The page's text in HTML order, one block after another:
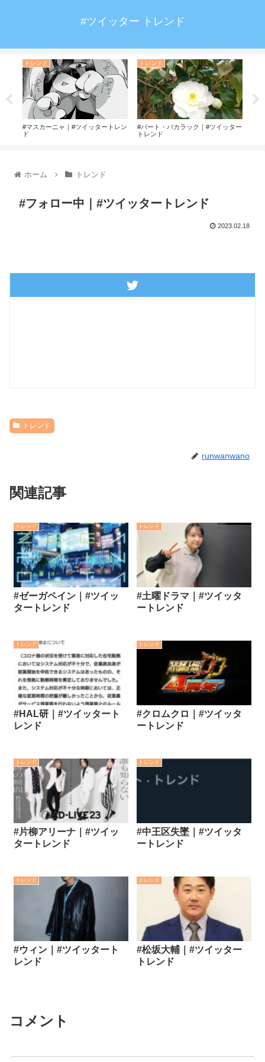
#ツイッター トレンド
トレンド
#マスカーニャ｜#ツイッタートレン
ド
トレンド
#バート・バカラック｜#ツイッター
トレンド
ホーム トレンド
#フォロー中｜#ツイッタートレンド
2023.02.18
トレンド
runwanwano
関連記事
トレンド
#ゼーガペイン｜#ツイッ
タートレンド
トレンド
#土曜ドラマ｜#ツイッタ
ートレンド
トレンド
#HAL研｜#ツイッタート
レンド
トレンド
#クロムクロ｜#ツイッタ
ートレンド
トレンド
#片柳アリーナ｜#ツイッ
タートレンド
トレンド
#中王区失墜｜#ツイッタ
ートレンド
トレンド
#ウィン｜#ツイッタート
レンド
トレンド
#松坂大輔｜#ツイッター
トレンド
コメント